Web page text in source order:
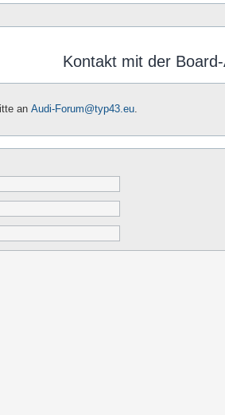
Kontakt mit der
an Audi-Forum@typ43.eu.